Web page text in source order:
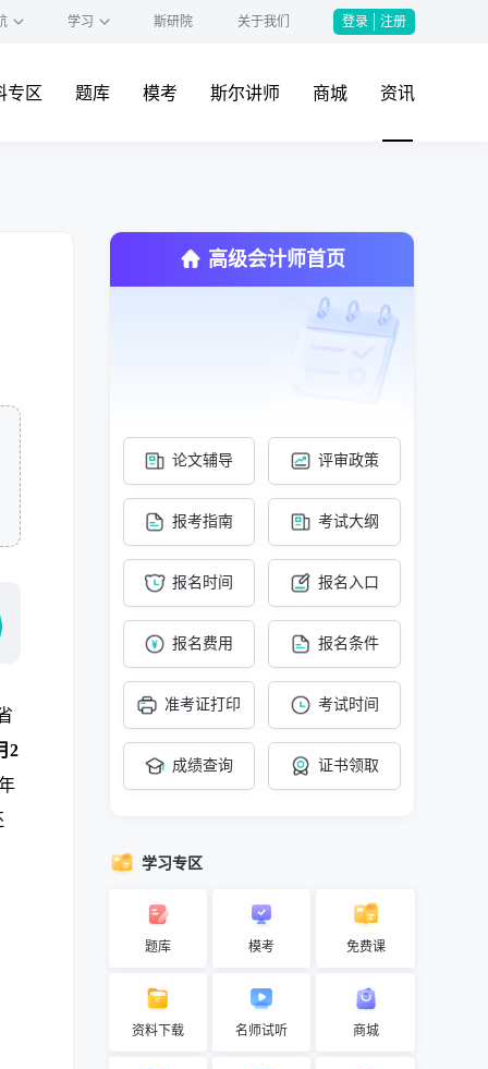
学习 斯研院 关于我们 登录 注册
专区 题库 模考 斯尔讲师 商城 资讯
2
高级会计师首页
论文辅导 评审政策
报考指南 考试大纲
报名时间 报名入口
报名费用 报名条件
准考证打印 考试时间
成绩查询 证书领取
学习专区
题库 模考 免费课
资料下载 名师试听 商城